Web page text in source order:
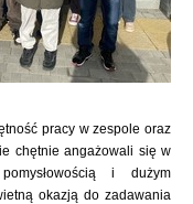
pracy w zespole oraz
chętnie angażowali się w
i dużym
okazją do zadawania